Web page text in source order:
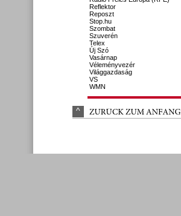
Reflektor
Reposzt
Stop.hu
Szombat
Szuverén
Telex
Új Szó
Vasárnap
Véleményvezér
Világgazdaság
VS
WMN
^ ZURÜCK ZUM ANFANG